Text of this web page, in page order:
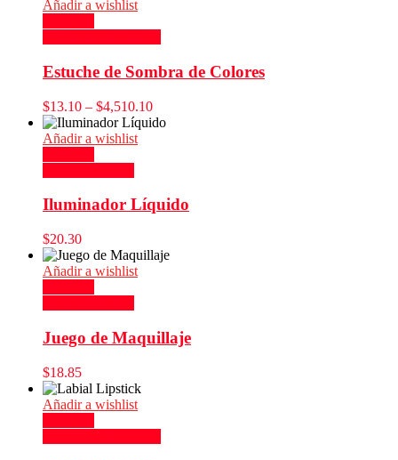
Añadir a wishlist
Estuche de Sombra de Colores
$13.10 – $4,510.10
Añadir a wishlist
Iluminador Líquido
$20.30
Añadir a wishlist
Juego de Maquillaje
$18.85
Añadir a wishlist